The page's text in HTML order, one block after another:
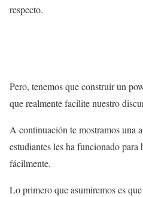
respecto.
Pero, tenemos que construir un
que realmente facilite nuestro
A continuación te mostramos una
estudiantes les ha funcionado
fácilmente.
Lo primero que asumiremos es